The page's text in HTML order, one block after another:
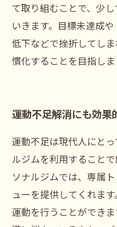
て取り組むことで、少
いきます。目標未達成
低下などで挫折してし
慣化することを目指しま
運動不足解消にも効果
運動不足は現代人にと
ルジムを利用すること
ソナルジムでは、専属
ューを提供してくれま
運動を行うことができ